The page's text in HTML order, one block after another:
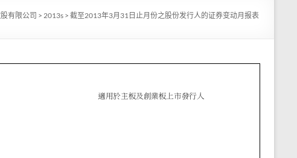
有限公司 > 2013s > 截至2013年3月31日止月份之股份发行人的证券变动月报表